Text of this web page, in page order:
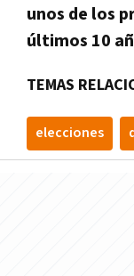
unos de los
últimos 10
TEMAS
elecciones